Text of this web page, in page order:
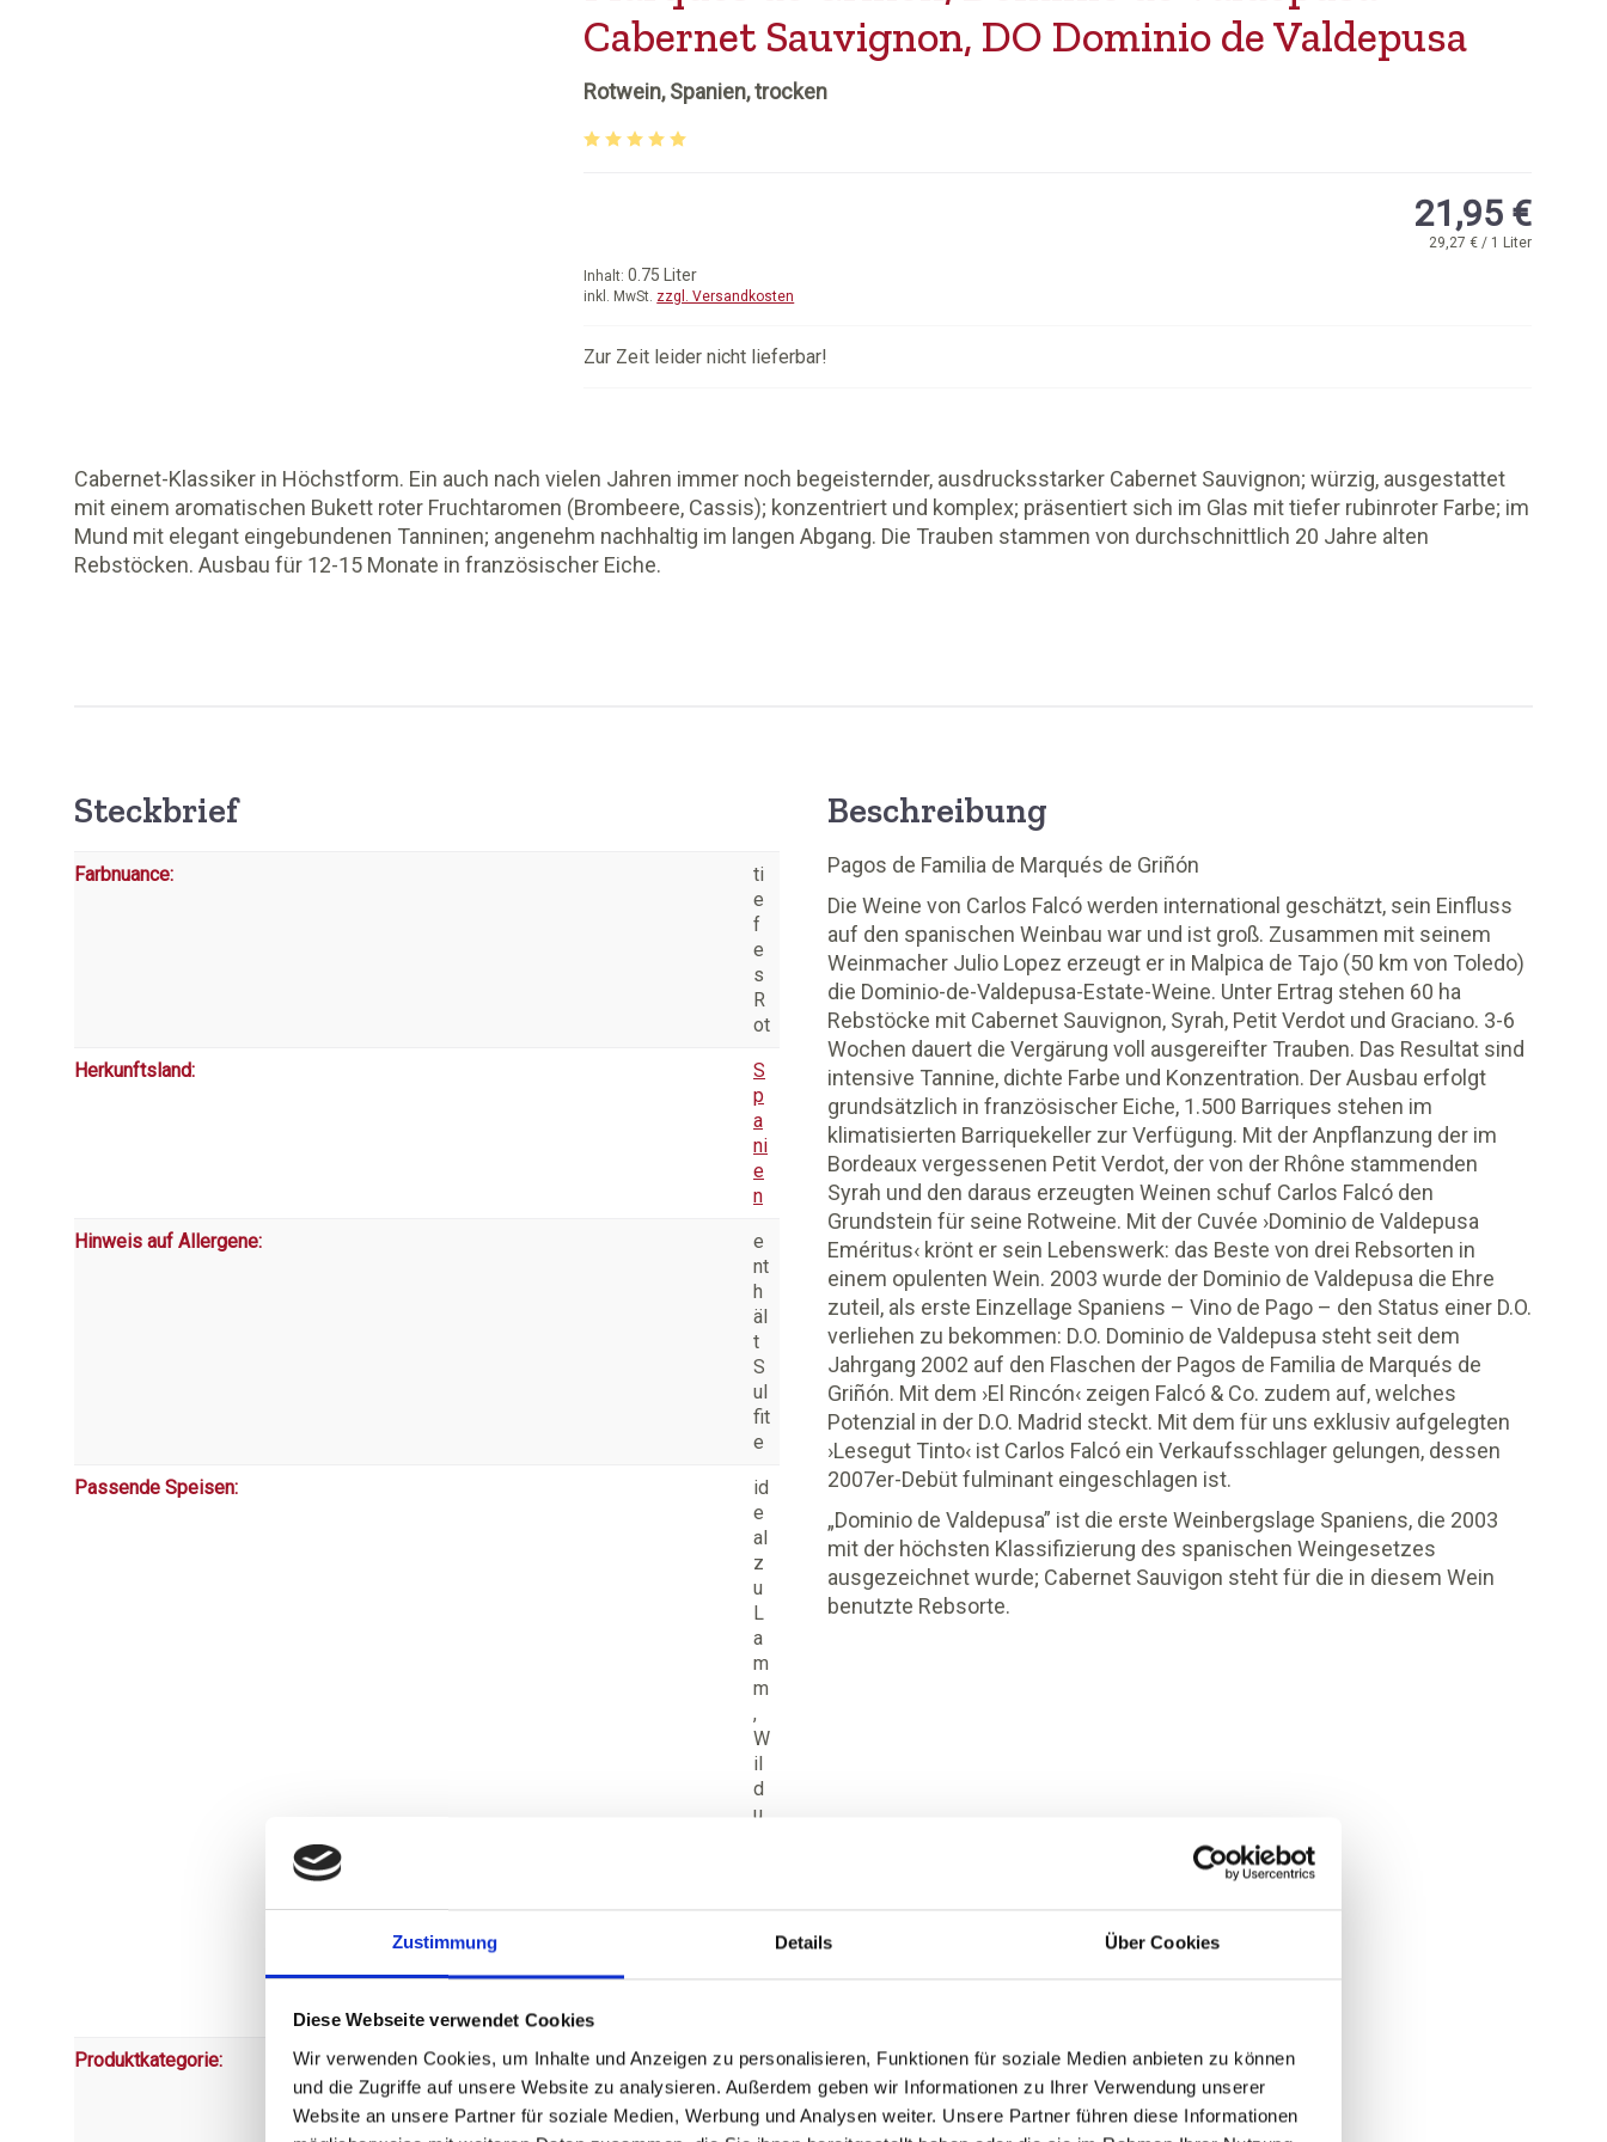
Zustimmung Details Über Cookies
Diese Webseite verwendet Cookies
Wir verwenden Cookies, um Inhalte und Anzeigen zu personalisieren, Funktionen für soziale Medien anbieten zu können
und die Zugriffe auf unsere Website zu analysieren. Außerdem geben wir Informationen zu Ihrer Verwendung unserer
Website an unsere Partner für soziale Medien, Werbung und Analysen weiter. Unsere Partner führen diese Informationen
Cabernet-Klassiker in Höchstform. Ein auch nach vielen Jahren immer noch begeisternder, ausdrucksstarker Cabernet Sauvignon; würzig, ausgestattet
mit einem aromatischen Bukett roter Fruchtaromen (Brombeere, Cassis); konzentriert und komplex; präsentiert sich im Glas mit tiefer rubinroter Farbe; im
Mund mit elegant eingebundenen Tanninen; angenehm nachhaltig im langen Abgang. Die Trauben stammen von durchschnittlich 20 Jahre alten
Rebstöcken. Ausbau für 12-15 Monate in französischer Eiche.
Cabernet Sauvignon, DO Dominio de Valdepusa
Rotwein, Spanien, trocken
21,95 €
29,27 € / 1 Liter
Inhalt:0.75 Liter
inkl. MwSt. zzgl. Versandkosten
Zur Zeit leider nicht lieferbar!
Steckbrief
Farbnuance:
ti
e
f
e
s
R
ot
Herkunftsland:
S
p
a
ni
e
n
Hinweis auf Allergene:
e
nt
h
äl
t
S
ul
fit
e
Passende Speisen:
id
e
al
z
u
L
a
m
m
,
W
il
d
u
ar
Produktkategorie:
R
ot
w
ei
Beschreibung
Pagos de Familia de Marqués de Griñón
Die Weine von Carlos Falcó werden international geschätzt, sein Einfluss
auf den spanischen Weinbau war und ist groß. Zusammen mit seinem
Weinmacher Julio Lopez erzeugt er in Malpica de Tajo (50 km von Toledo)
die Dominio-de-Valdepusa-Estate-Weine. Unter Ertrag stehen 60 ha
Rebstöcke mit Cabernet Sauvignon, Syrah, Petit Verdot und Graciano. 3-6
Wochen dauert die Vergärung voll ausgereifter Trauben. Das Resultat sind
intensive Tannine, dichte Farbe und Konzentration. Der Ausbau erfolgt
grundsätzlich in französischer Eiche, 1.500 Barriques stehen im
klimatisierten Barriquekeller zur Verfügung. Mit der Anpflanzung der im
Bordeaux vergessenen Petit Verdot, der von der Rhône stammenden
Syrah und den daraus erzeugten Weinen schuf Carlos Falcó den
Grundstein für seine Rotweine. Mit der Cuvée ›Dominio de Valdepusa
Eméritus‹ krönt er sein Lebenswerk: das Beste von drei Rebsorten in
einem opulenten Wein. 2003 wurde der Dominio de Valdepusa die Ehre
zuteil, als erste Einzellage Spaniens – Vino de Pago – den Status einer D.O.
verliehen zu bekommen: D.O. Dominio de Valdepusa steht seit dem
Jahrgang 2002 auf den Flaschen der Pagos de Familia de Marqués de
Griñón. Mit dem ›El Rincón‹ zeigen Falcó & Co. zudem auf, welches
Potenzial in der D.O. Madrid steckt. Mit dem für uns exklusiv aufgelegten
›Lesegut Tinto‹ ist Carlos Falcó ein Verkaufsschlager gelungen, dessen
2007er-Debüt fulminant eingeschlagen ist.
„Dominio de Valdepusa” ist die erste Weinbergslage Spaniens, die 2003
mit der höchsten Klassifizierung des spanischen Weingesetzes
ausgezeichnet wurde; Cabernet Sauvigon steht für die in diesem Wein
benutzte Rebsorte.